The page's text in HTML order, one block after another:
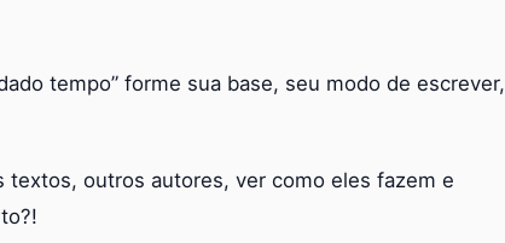
tempo” forme sua base, seu modo de escrever,
textos, outros autores, ver como eles fazem e